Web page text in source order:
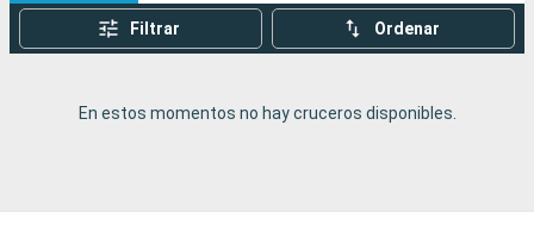
Filtrar Ordenar
En estos momentos no hay cruceros disponibles.